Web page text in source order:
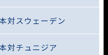
対スウェーデン
対チュニジア